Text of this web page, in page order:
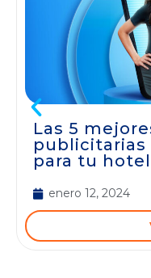
Las 5
para tu hotel
enero 12, 2024